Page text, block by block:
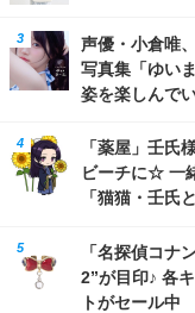
声優・小倉唯
写真集「ゆい
姿を楽しんで
「薬屋」壬氏
ビーチに☆ 一
「猫猫・壬氏
「名探偵コナ
2”が目印♪ 各
トがセール中